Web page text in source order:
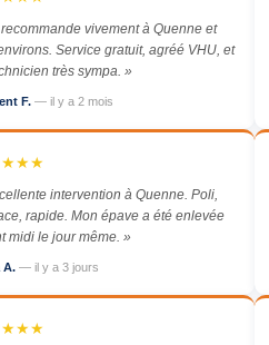
vivement à Quenne et
Service gratuit, agréé VHU, et
très sympa. »
F. — il y a 2 mois
intervention à Quenne. Poli,
rapide. Mon épave a été enlevée
midi le jour même. »
A. — il y a 3 jours